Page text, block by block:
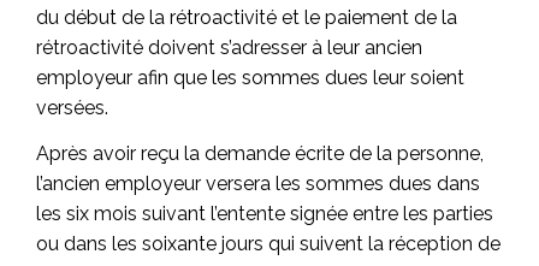
du début de la rétroactivité et le paiement de la
rétroactivité doivent s’adresser à leur ancien
employeur afin que les sommes dues leur soient
versées.
Après avoir reçu la demande écrite de la personne,
l’ancien employeur versera les sommes dues dans
les six mois suivant l’entente signée entre les parties
ou dans les soixante jours qui suivent la réception de